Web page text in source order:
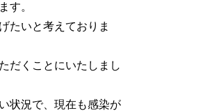
す。
たいと考えておりま
だくことにいたしまし
状況で、現在も感染が